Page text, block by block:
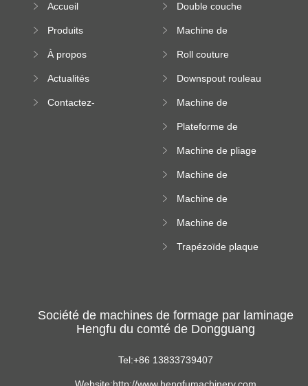
Accueil
Produits
À propos
Actualités
Contactez-
Double couche
machine
Machine de
Roll couture
machine
Downspout rouleau
Machine de
rouleau de plateau
Plateforme de
formation de
altitude
Machine de pliage
Machine de
carrée
Machine de
rouleau vitré
Machine de
rouleau de feuille
Trapézoïde plaque
Société de machines de formage par laminage
Hengfu du comté de Dongguang
Tel:+86 13833739407